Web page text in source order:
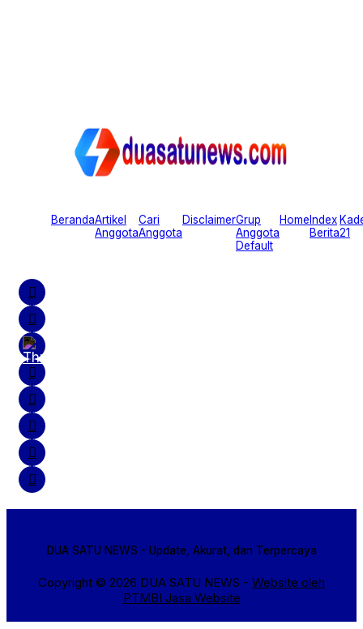
BerandaArtikel
Anggota
Cari
Anggota
DisclaimerGrup
Anggota
Default
HomeIndex
Berita21
DUA SATU NEWS - Update, Akurat, dan Terpercaya
Copyright © 2026 DUA SATU NEWS - Website oleh
PTMBI Jasa Website